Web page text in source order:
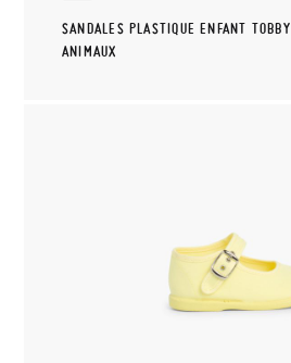
SANDALES PLASTIQUE ENFANT TOBBY
ANIMAUX